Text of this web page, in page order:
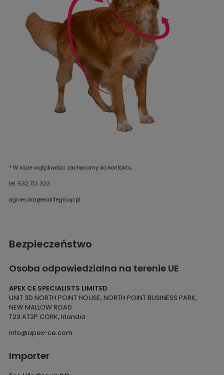
* W razie wątpliwości zachęcamy do kontaktu.
tel: 532 713 323
agnieszka@ecolifegroup.pl
Bezpieczeństwo
Osoba odpowiedzialna na terenie UE
APEX CE SPECIALISTS LIMITED
UNIT 3D NORTH POINT HOUSE, NORTH POINT BUSINESS PARK,
NEW MALLOW ROAD
T23 AT2P CORK, Irlandia
info@apex-ce.com
Importer